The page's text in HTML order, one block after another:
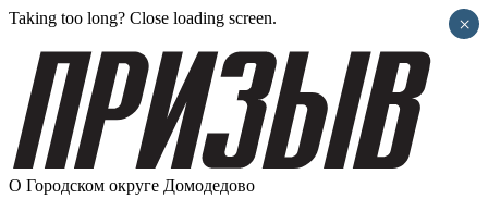
Taking too long? Close loading screen.
О Городском округе Домодедово
×